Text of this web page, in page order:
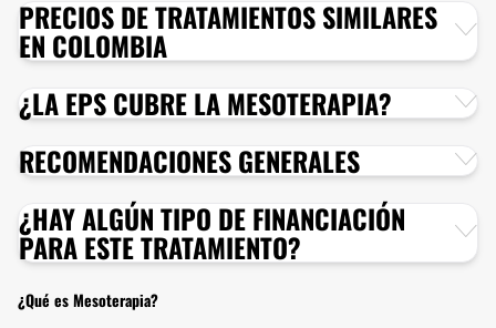
PRECIOS DE TRATAMIENTOS SIMILARES
EN COLOMBIA
¿LA EPS CUBRE LA MESOTERAPIA?
RECOMENDACIONES GENERALES
¿HAY ALGÚN TIPO DE FINANCIACIÓN
PARA ESTE TRATAMIENTO?
¿Qué es Mesoterapia?